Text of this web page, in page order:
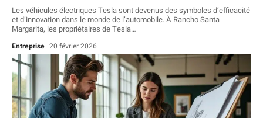
Les véhicules électriques Tesla sont devenus des symboles d’efficacité
et d’innovation dans le monde de l’automobile. À Rancho Santa
Margarita, les propriétaires de Tesla…
Entreprise 20 février 2026